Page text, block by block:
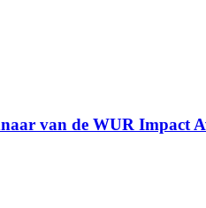
van de WUR Impact